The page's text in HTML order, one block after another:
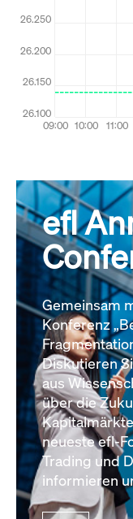
efl
Gemeinsam
Konferenz
Diskutieren
aus
über die
neueste efl-
Trading und
informieren